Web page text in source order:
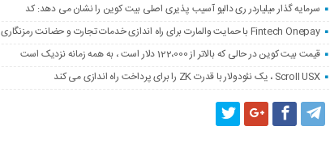
سرمایه گذار میلیاردر ری دالیو آسیب پذیری اصلی بیت کوین را نشان می دهد: کد
Fintech Onepay با حمایت والمارت برای راه اندازی خدمات تجارت و حضانت رمزنگاری
قیمت بیت کوین در حالی که بالاتر از 122،000 دلار است ، به همه زمانه نزدیک است
Scroll USX ، یک نئودولار با قدرت ZK را برای پرداخت راه اندازی می کند